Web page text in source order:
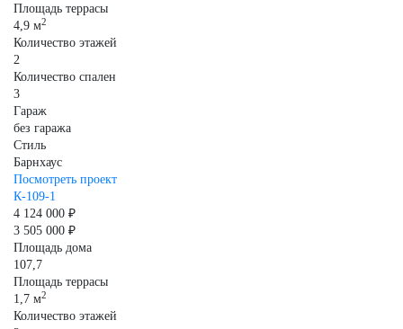
Площадь террасы
4,9 м2
Количество этажей
2
Количество спален
3
Гараж
без гаража
Стиль
Барнхаус
Посмотреть проект
К-109-1
4 124 000 ₽
3 505 000 ₽
Площадь дома
107,7
Площадь террасы
1,7 м2
Количество этажей